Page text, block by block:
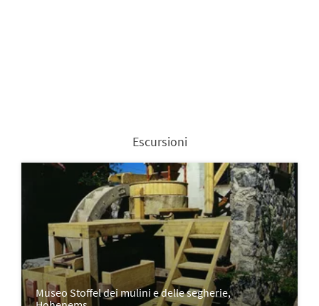
Escursioni
Museo Stoffel dei mulini e delle segherie,